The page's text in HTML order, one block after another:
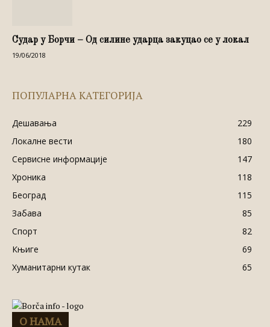
Судар у Борчи – Од силине ударца закуцао се у локал
19/06/2018
ПОПУЛАРНА КАТЕГОРИЈА
Дешавања
229
Локалне вести
180
Сервисне информације
147
Хроника
118
Београд
115
Забава
85
Спорт
82
Књиге
69
Хуманитарни кутак
65
О НАМА